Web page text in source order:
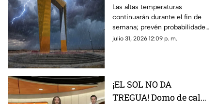
alerta preventiva por
calor extremo y
posibles tormentas
HOY en Ciudad Juárez
Las altas temperaturas
continuarán durante el fin de
semana; prevén probabilidades
de lluvia de hasta un 40 por
julio 31, 2026 12:09 p. m.
¡EL SOL NO DA
TREGUA! Domo de calor